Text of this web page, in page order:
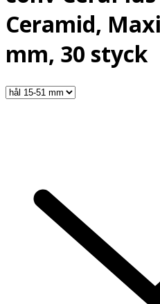
Ceramid,
mm, 30 styck